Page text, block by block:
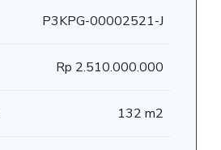
P3KPG-00002521-J
Rp 2.510.000.000
132 m2